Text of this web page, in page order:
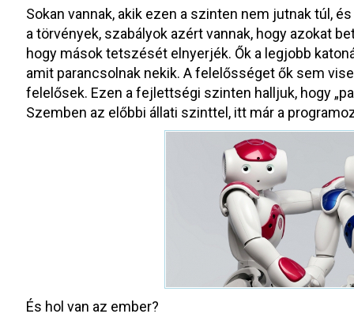
Sokan vannak, akik ezen a szinten nem jutnak túl,
a törvények, szabályok azért vannak, hogy azokat
hogy mások tetszését elnyerjék. Ők a legjobb
amit parancsolnak nekik. A felelősséget ők sem
felelősek. Ezen a fejlettségi szinten halljuk, hogy
Szemben az előbbi állati szinttel, itt már a
És hol van az ember?